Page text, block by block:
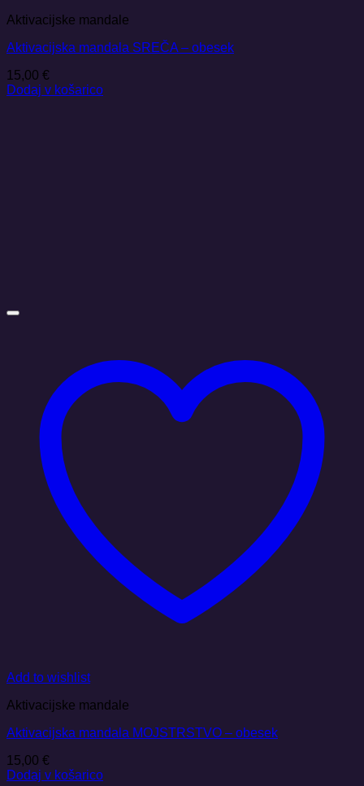
Aktivacijske mandale
Aktivacijska mandala SREČA – obesek
15,00 €
Dodaj v košarico
Add to wishlist
Aktivacijske mandale
Aktivacijska mandala MOJSTRSTVO – obesek
15,00 €
Dodaj v košarico